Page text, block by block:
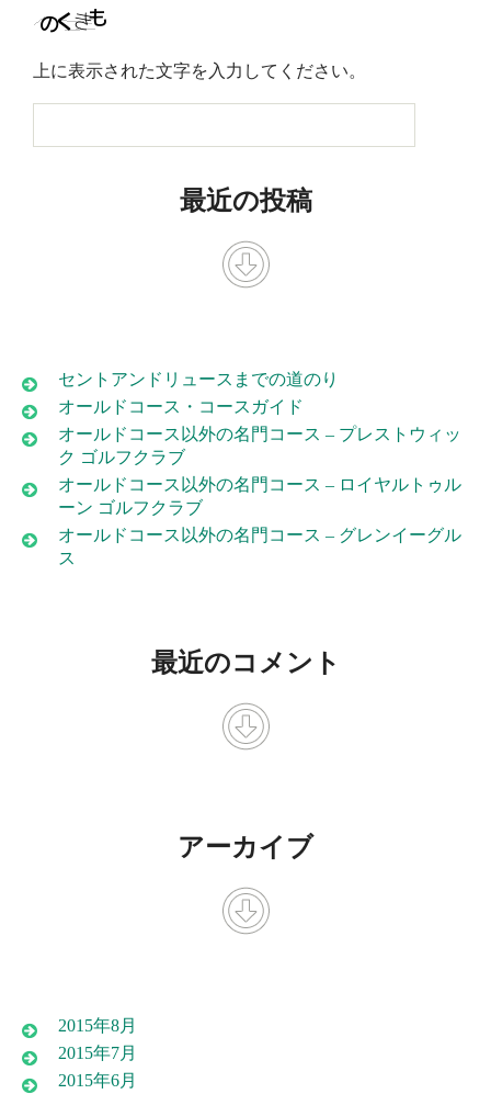
上に表示された文字を入力してください。
最近の投稿
セントアンドリュースまでの道のり
オールドコース・コースガイド
オールドコース以外の名門コース – プレストウィッ
ク ゴルフクラブ
オールドコース以外の名門コース – ロイヤルトゥル
ーン ゴルフクラブ
オールドコース以外の名門コース – グレンイーグル
ス
最近のコメント
アーカイブ
2015年8月
2015年7月
2015年6月